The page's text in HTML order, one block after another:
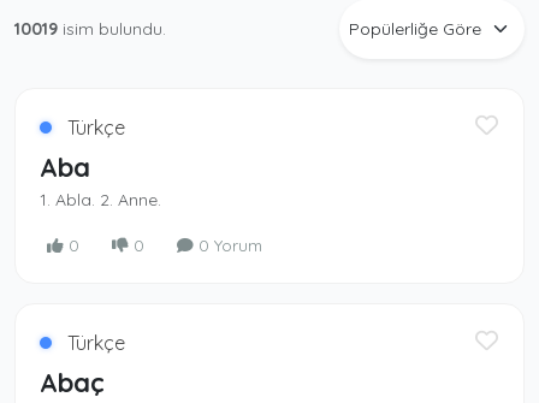
10019 isim bulundu.
Türkçe
Aba
1. Abla. 2. Anne.
0 0 0 Yorum
Türkçe
Abaç